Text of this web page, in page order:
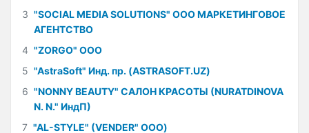
3 "SOCIAL MEDIA SOLUTIONS" ООО МАРКЕТИНГОВОЕ
АГЕНТСТВО
4 "ZORGO" ООО
5 "AstraSoft" Инд. пр. (ASTRASOFT.UZ)
6 "NONNY BEAUTY" САЛОН КРАСОТЫ (NURATDINOVA
N. N." ИндП)
7 "AL-STYLE" (VENDER" ООО)